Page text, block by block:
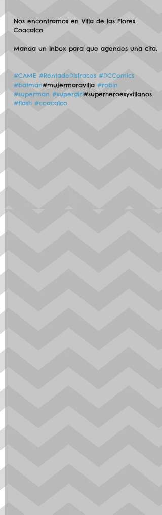
Nos encontramos en Villa de las Flores
Coacalco.
Manda un Inbox para que agendes una cita.
#CAME #RentadeDisfraces #DCComics
#batman#mujermaravilla #robin
#superman #supergirl#superheroesyvillanos
#flash #coacalco